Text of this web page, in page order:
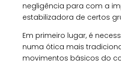
negligência para com a
estabilizadora de certos
Em primeiro lugar, é
numa ótica mais
movimentos básicos do